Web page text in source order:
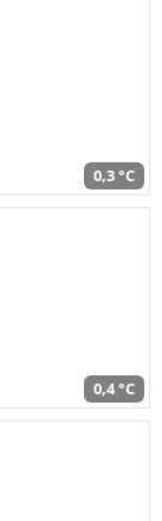
0,3 °C
0,4 °C